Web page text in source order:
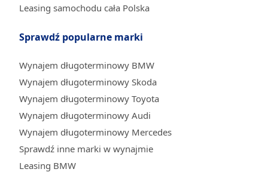
Leasing samochodu cała Polska
Sprawdź popularne marki
Wynajem długoterminowy BMW
Wynajem długoterminowy Skoda
Wynajem długoterminowy Toyota
Wynajem długoterminowy Audi
Wynajem długoterminowy Mercedes
Sprawdź inne marki w wynajmie
Leasing BMW